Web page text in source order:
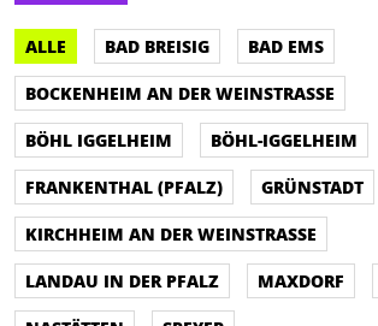
ALLE BAD BREISIG
BAD EMS
BOCKENHEIM AN DER WEINSTRASSE
BÖHL IGGELHEIM
BÖHL-IGGELHEIM
FRANKENTHAL (PFALZ)
GRÜNSTADT
KIRCHHEIM AN DER WEINSTRASSE
LANDAU IN DER PFALZ
MAXDORF